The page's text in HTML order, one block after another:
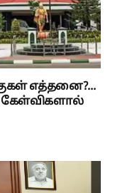
எத்தனை?...
கேள்விகளால்